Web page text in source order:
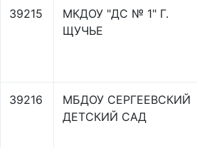
39215
МКДОУ "ДС № 1" Г.
ЩУЧЬЕ
39216
МБДОУ СЕРГЕЕВСКИЙ
ДЕТСКИЙ САД